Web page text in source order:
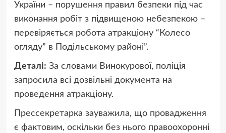
України – порушення правил безпеки під час
виконання робіт з підвищеною небезпекою –
перевіряється робота атракціону “Колесо
огляду” в Подільському районі”.
Деталі: За словами Винокурової, поліція
запросила всі дозвільні документа на
проведення атракціону.
Прессекретарка зауважила, що провадження
є фактовим, оскільки без нього правоохоронні